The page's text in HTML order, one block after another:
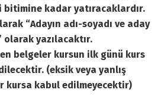
bitimine kadar yatıracaklardır.
“Adayın adı-soyadı ve aday
yazılacaktır.
belgeler kursun ilk günü kurs
(eksik veya yanlış
kursa kabul edilmeyecektir)